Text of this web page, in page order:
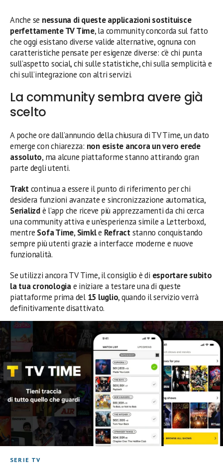
Anche se nessuna di queste applicazioni sostituisce
perfettamente TV Time, la community concorda sul fatto
che oggi esistano diverse valide alternative, ognuna con
caratteristiche pensate per esigenze diverse: c’è chi punta
sull’aspetto social, chi sulle statistiche, chi sulla semplicità e
chi sull’integrazione con altri servizi.
La community sembra avere già
scelto
A poche ore dall’annuncio della chiusura di TV Time, un dato
emerge con chiarezza: non esiste ancora un vero erede
assoluto, ma alcune piattaforme stanno attirando gran
parte degli utenti.
Traktcontinua a essere il punto di riferimento per chi
desidera funzioni avanzate e sincronizzazione automatica,
Serializdè l’app che riceve più apprezzamenti da chi cerca
una community attiva e un’esperienza simile a Letterboxd,
mentre Sofa Time, Simkle Refractstanno conquistando
sempre più utenti grazie a interfacce moderne e nuove
funzionalità.
Se utilizzi ancora TV Time, il consiglio è di esportare subito
la tua cronologiae iniziare a testare una di queste
piattaforme prima del 15 luglio, quando il servizio verrà
definitivamente disattivato.
SERIE TV